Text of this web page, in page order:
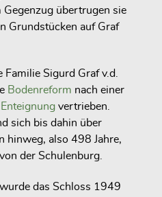
übertrugen sie
Grundstücken auf Graf
Familie Sigurd Graf v.d.
Bodenreform nach einer
Enteignung vertrieben.
sich bis dahin über
hinweg, also 498 Jahre,
der Schulenburg.
das Schloss 1949